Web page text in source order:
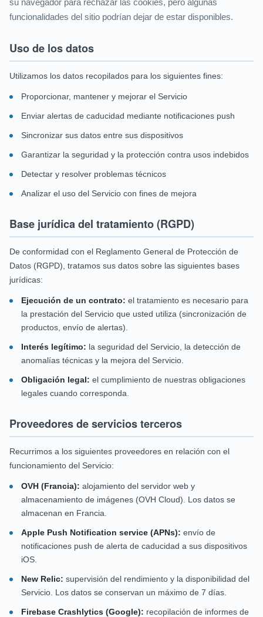
su navegador para rechazar las cookies, pero algunas
funcionalidades del sitio podrían dejar de estar disponibles.
Uso de los datos
Utilizamos los datos recopilados para los siguientes fines:
Proporcionar, mantener y mejorar el Servicio
Enviar alertas de caducidad mediante notificaciones push
Sincronizar sus datos entre sus dispositivos
Garantizar la seguridad y la protección contra usos indebidos
Detectar y resolver problemas técnicos
Analizar el uso del Servicio con fines de mejora
Base jurídica del tratamiento (RGPD)
De conformidad con el Reglamento General de Protección de
Datos (RGPD), tratamos sus datos sobre las siguientes bases
jurídicas:
Ejecución de un contrato: el tratamiento es necesario para
la prestación del Servicio que usted utiliza (sincronización de
productos, envío de alertas).
Interés legítimo: la seguridad del Servicio, la detección de
anomalías técnicas y la mejora del Servicio.
Obligación legal: el cumplimiento de nuestras obligaciones
legales cuando corresponda.
Proveedores de servicios terceros
Recurrimos a los siguientes proveedores en relación con el
funcionamiento del Servicio:
OVH (Francia): alojamiento del servidor web y
almacenamiento de imágenes (OVH Cloud). Los datos se
almacenan en Francia.
Apple Push Notification service (APNs): envío de
notificaciones push de alerta de caducidad a sus dispositivos
iOS.
New Relic: supervisión del rendimiento y la disponibilidad del
Servicio. Los datos se conservan un máximo de 7 días.
Firebase Crashlytics (Google): recopilación de informes de